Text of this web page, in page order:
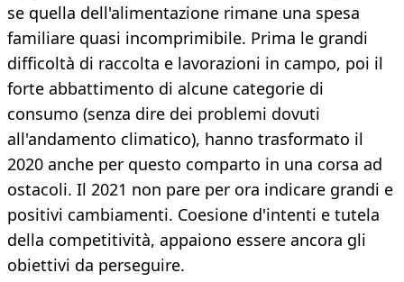
se quella dell'alimentazione rimane una spesa
familiare quasi incomprimibile. Prima le grandi
difficoltà di raccolta e lavorazioni in campo, poi il
forte abbattimento di alcune categorie di
consumo (senza dire dei problemi dovuti
all'andamento climatico), hanno trasformato il
2020 anche per questo comparto in una corsa ad
ostacoli. Il 2021 non pare per ora indicare grandi e
positivi cambiamenti. Coesione d'intenti e tutela
della competitività, appaiono essere ancora gli
obiettivi da perseguire.